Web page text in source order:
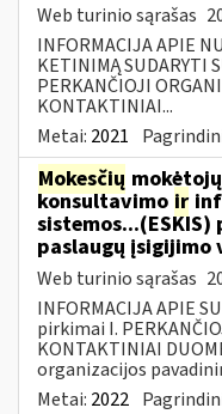
Web turinio sąrašas
INFORMACIJA APIE
KETINIMĄ SUDARYTI
PERKANČIOJI
KONTAKTINIAI...
Metai: 2021
Mokesčių
konsultavimo ir
paslaugų įsigijimo
Web turinio sąrašas
INFORMACIJA APIE
pirkimai I.
KONTAKTINIAI
organizacijos
Metai: 2022